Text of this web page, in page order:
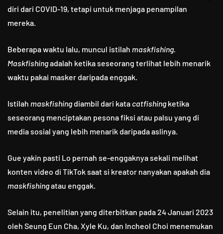
diri dari COVID-19, tetapi untuk menjaga penampilan
mereka.
Beberapa waktu lalu, muncul istilah maskfishing.
Maskfishingadalah ketika seseorang terlihat lebih menarik
waktu pakai masker daripada enggak.
Istilah maskfishing diambil dari kata catfishing ketika
seseorang menciptakan pesona fiksi atau palsu yang di
media sosial yang lebih menarik daripada aslinya.
Gue yakin pasti Lo pernah se-enggaknya sekali melihat
konten video di TikTok saat si kreator nanyakan apakah dia
maskfishingatau enggak.
Selain itu, penelitian yang diterbitkan pada 24 Januari 2023
oleh Seung Eun Cha, Xyle Ku, dan Incheol Choi menemukan